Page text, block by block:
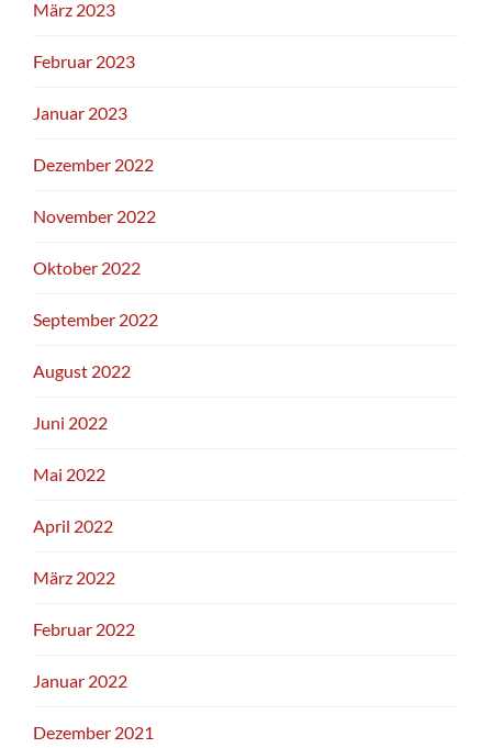
März 2023
Februar 2023
Januar 2023
Dezember 2022
November 2022
Oktober 2022
September 2022
August 2022
Juni 2022
Mai 2022
April 2022
März 2022
Februar 2022
Januar 2022
Dezember 2021